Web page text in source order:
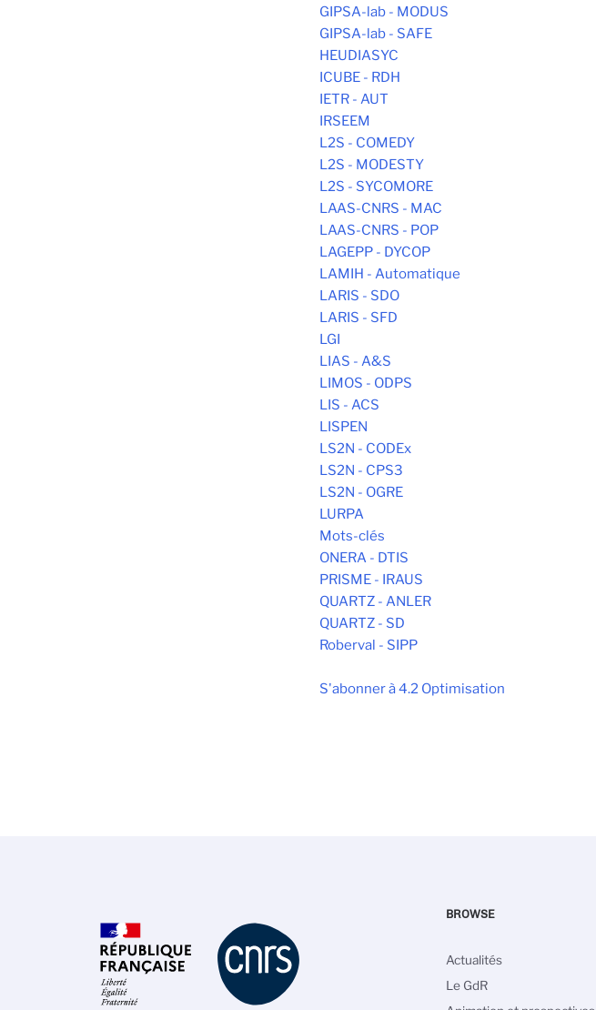
GIPSA-lab - MODUS
GIPSA-lab - SAFE
HEUDIASYC
ICUBE - RDH
IETR - AUT
IRSEEM
L2S - COMEDY
L2S - MODESTY
L2S - SYCOMORE
LAAS-CNRS - MAC
LAAS-CNRS - POP
LAGEPP - DYCOP
LAMIH - Automatique
LARIS - SDO
LARIS - SFD
LGI
LIAS - A&S
LIMOS - ODPS
LIS - ACS
LISPEN
LS2N - CODEx
LS2N - CPS3
LS2N - OGRE
LURPA
Mots-clés
ONERA - DTIS
PRISME - IRAUS
QUARTZ - ANLER
QUARTZ - SD
Roberval - SIPP
S'abonner à 4.2 Optimisation
BROWSE
Navigation
principale
Actualités
Le GdR